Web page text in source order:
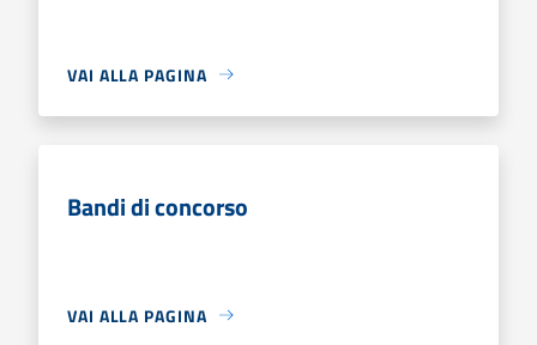
VAI ALLA PAGINA
Bandi di concorso
VAI ALLA PAGINA